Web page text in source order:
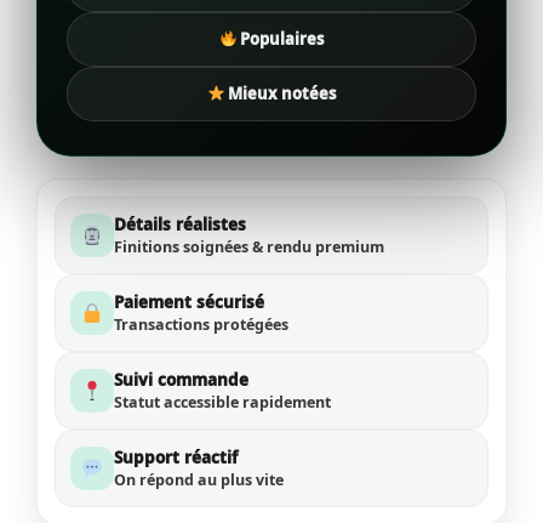
Populaires
Mieux notées
Détails réalistes
Finitions soignées & rendu premium
Paiement sécurisé
Transactions protégées
Suivi commande
Statut accessible rapidement
Support réactif
On répond au plus vite